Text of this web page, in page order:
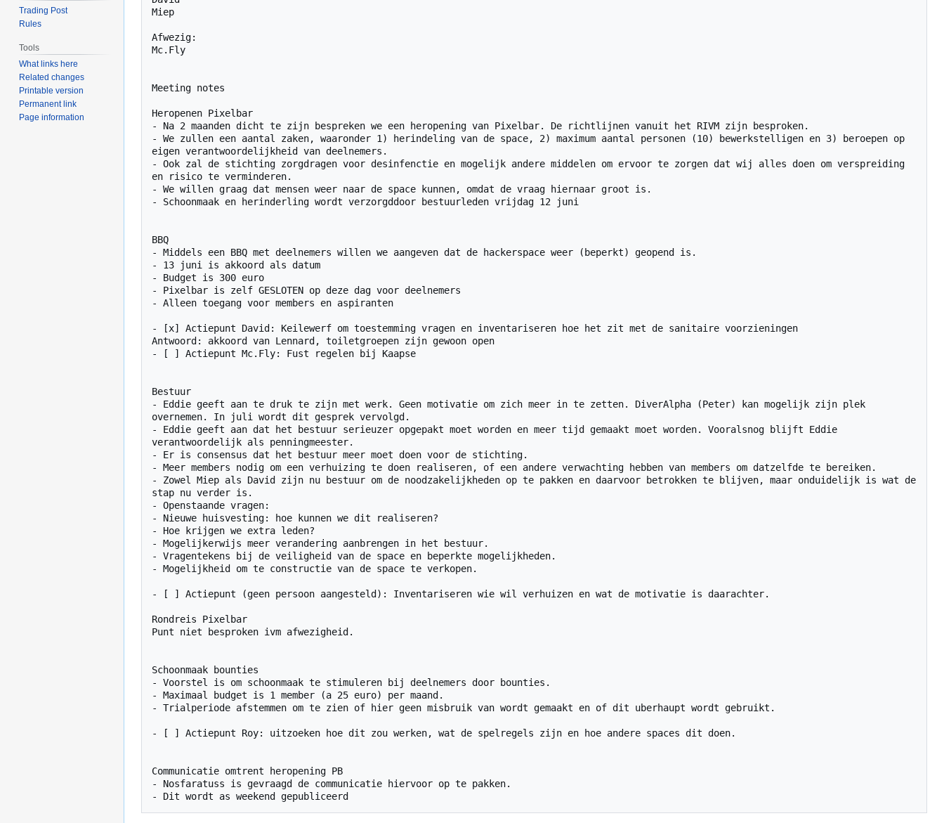
Miep
Afwezig:
Mc.Fly
Meeting notes
Heropenen Pixelbar
- Na 2 maanden dicht te zijn bespreken we een heropening van Pixelbar. De richtlijnen vanuit het RIVM zijn besproken.
- We zullen een aantal zaken, waaronder 1) herindeling van de space, 2) maximum aantal personen (10) bewerkstelligen en 3) beroepen op
eigen verantwoordelijkheid van deelnemers.
- Ook zal de stichting zorgdragen voor desinfenctie en mogelijk andere middelen om ervoor te zorgen dat wij alles doen om verspreiding
en risico te verminderen.
- We willen graag dat mensen weer naar de space kunnen, omdat de vraag hiernaar groot is.
- Schoonmaak en herinderling wordt verzorgddoor bestuurleden vrijdag 12 juni
BBQ
- Middels een BBQ met deelnemers willen we aangeven dat de hackerspace weer (beperkt) geopend is.
- 13 juni is akkoord als datum
- Budget is 300 euro
- Pixelbar is zelf GESLOTEN op deze dag voor deelnemers
- Alleen toegang voor members en aspiranten
- [x] Actiepunt David: Keilewerf om toestemming vragen en inventariseren hoe het zit met de sanitaire voorzieningen
Antwoord: akkoord van Lennard, toiletgroepen zijn gewoon open
- [ ] Actiepunt Mc.Fly: Fust regelen bij Kaapse
Bestuur
- Eddie geeft aan te druk te zijn met werk. Geen motivatie om zich meer in te zetten. DiverAlpha (Peter) kan mogelijk zijn plek
overnemen. In juli wordt dit gesprek vervolgd.
- Eddie geeft aan dat het bestuur serieuzer opgepakt moet worden en meer tijd gemaakt moet worden. Vooralsnog blijft Eddie
verantwoordelijk als penningmeester.
- Er is consensus dat het bestuur meer moet doen voor de stichting.
- Meer members nodig om een verhuizing te doen realiseren, of een andere verwachting hebben van members om datzelfde te bereiken.
- Zowel Miep als David zijn nu bestuur om de noodzakelijkheden op te pakken en daarvoor betrokken te blijven, maar onduidelijk is wat de
stap nu verder is.
- Openstaande vragen:
- Nieuwe huisvesting: hoe kunnen we dit realiseren?
- Hoe krijgen we extra leden?
- Mogelijkerwijs meer verandering aanbrengen in het bestuur.
- Vragentekens bij de veiligheid van de space en beperkte mogelijkheden.
- Mogelijkheid om te constructie van de space te verkopen.
- [ ] Actiepunt (geen persoon aangesteld): Inventariseren wie wil verhuizen en wat de motivatie is daarachter.
Rondreis Pixelbar
Punt niet besproken ivm afwezigheid.
Schoonmaak bounties
- Voorstel is om schoonmaak te stimuleren bij deelnemers door bounties.
- Maximaal budget is 1 member (a 25 euro) per maand.
- Trialperiode afstemmen om te zien of hier geen misbruik van wordt gemaakt en of dit uberhaupt wordt gebruikt.
- [ ] Actiepunt Roy: uitzoeken hoe dit zou werken, wat de spelregels zijn en hoe andere spaces dit doen.
Communicatie omtrent heropening PB
- Nosfaratuss is gevraagd de communicatie hiervoor op te pakken.
Trading Post
Rules
Tools
What links here
Related changes
Printable version
Permanent link
Page information